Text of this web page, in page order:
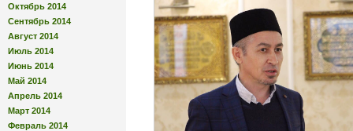
Октябрь 2014
Сентябрь 2014
Август 2014
Июль 2014
Июнь 2014
Май 2014
Апрель 2014
Март 2014
Февраль 2014